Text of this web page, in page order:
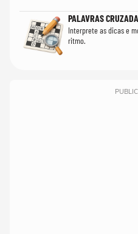
PALAVRAS
Interprete as dicas e
ritmo.